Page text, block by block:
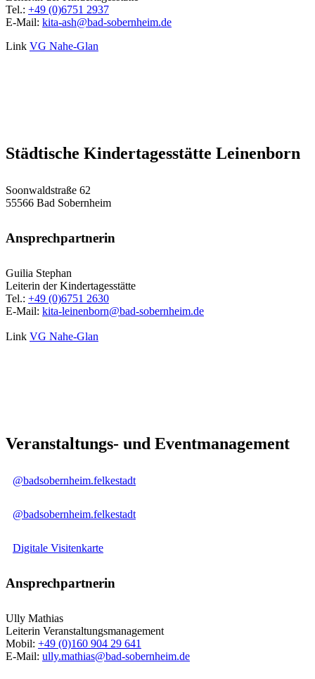
Tel.: +49 (0)6751 2937
E-Mail: kita-ash@bad-sobernheim.de
Link VG Nahe-Glan
Städtische Kindertagesstätte Leinenborn
Soonwaldstraße 62
55566 Bad Sobernheim
Ansprechpartnerin
Guilia Stephan
Leiterin der Kindertagesstätte
Tel.: +49 (0)6751 2630
E-Mail: kita-leinenborn@bad-sobernheim.de
Link VG Nahe-Glan
Veranstaltungs- und Eventmanagement
@badsobernheim.felkestadt
@badsobernheim.felkestadt
Digitale Visitenkarte
Ansprechpartnerin
Ully Mathias
Leiterin Veranstaltungsmanagement
Mobil: +49 (0)160 904 29 641
E-Mail: ully.mathias@bad-sobernheim.de